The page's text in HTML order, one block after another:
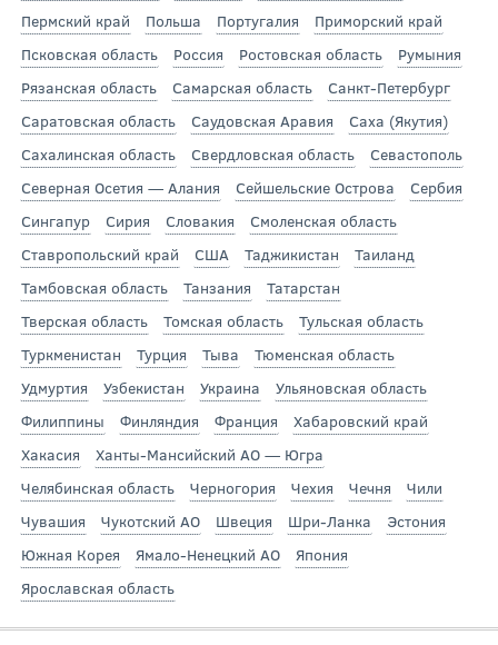
Пермский край
Польша Португалия
Приморский край
Псковская область
Россия Ростовская область
Румыния
Рязанская область
Самарская область
Санкт-Петербург
Саратовская область
Саудовская Аравия
Саха (Якутия)
Сахалинская область
Свердловская область
Севастополь
Северная Осетия — Алания
Сейшельские Острова
Сербия
Сингапур
Сирия Словакия
Смоленская область
Ставропольский край
США Таджикистан
Таиланд
Тамбовская область
Танзания
Татарстан
Тверская область
Томская область
Тульская область
Туркменистан
Турция Тыва
Тюменская область
Удмуртия
Узбекистан Украина
Ульяновская область
Филиппины
Финляндия Франция
Хабаровский край
Хакасия
Ханты-Мансийский АО — Югра
Челябинская область
Черногория Чехия Чечня
Чили
Чувашия
Чукотский АО Швеция Шри-Ланка
Эстония
Южная Корея
Ямало-Ненецкий АО
Япония
Ярославская область